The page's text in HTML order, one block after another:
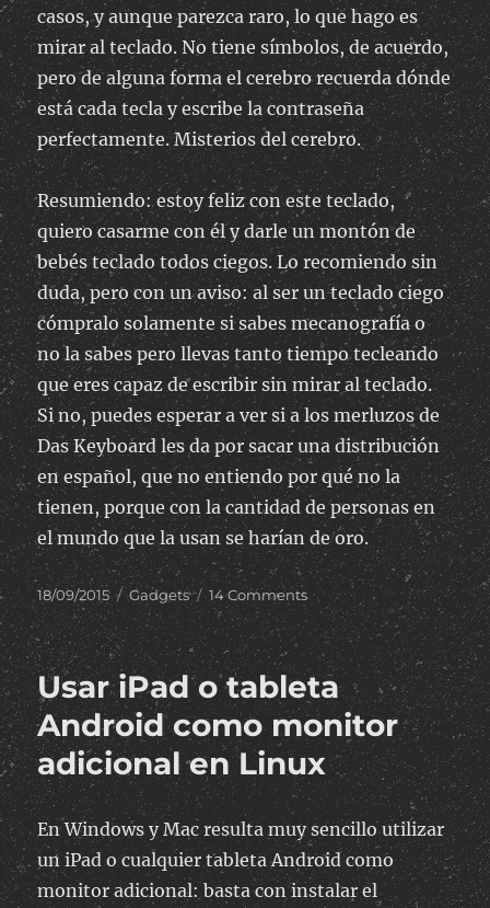
casos, y aunque parezca raro, lo que hago es
mirar al teclado. No tiene símbolos, de acuerdo,
pero de alguna forma el cerebro recuerda dónde
está cada tecla y escribe la contraseña
perfectamente. Misterios del cerebro.
Resumiendo: estoy feliz con este teclado,
quiero casarme con él y darle un montón de
bebés teclado todos ciegos. Lo recomiendo sin
duda, pero con un aviso: al ser un teclado ciego
cómpralo solamente si sabes mecanografía o
no la sabes pero llevas tanto tiempo tecleando
que eres capaz de escribir sin mirar al teclado.
Si no, puedes esperar a ver si a los merluzos de
Das Keyboard les da por sacar una distribución
en español, que no entiendo por qué no la
tienen, porque con la cantidad de personas en
el mundo que la usan se harían de oro.
Posted
on
18/09/2015 Categories
Gadgets 14 Commentson
Mi
experiencia
con
un
teclado
ciego:
Das
Keyboard
4
Ultimate
Usar iPad o tableta
Android como monitor
adicional en Linux
En Windows y Mac resulta muy sencillo utilizar
un iPad o cualquier tableta Android como
monitor adicional: basta con instalar el